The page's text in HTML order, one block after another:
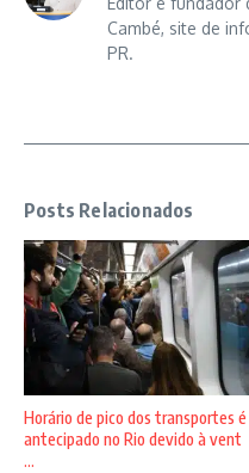
Cambé, site de
PR.
Posts Relacionados
Horário de pico dos transportes é
antecipado no Rio devido à vent
...